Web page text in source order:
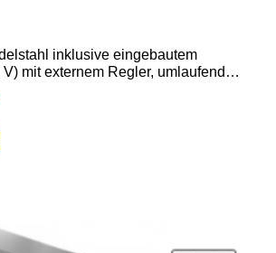
inklusive eingebautem
mit externem Regler, umlaufende
Typ-B, Beleuchtung mit
Fettablassventil